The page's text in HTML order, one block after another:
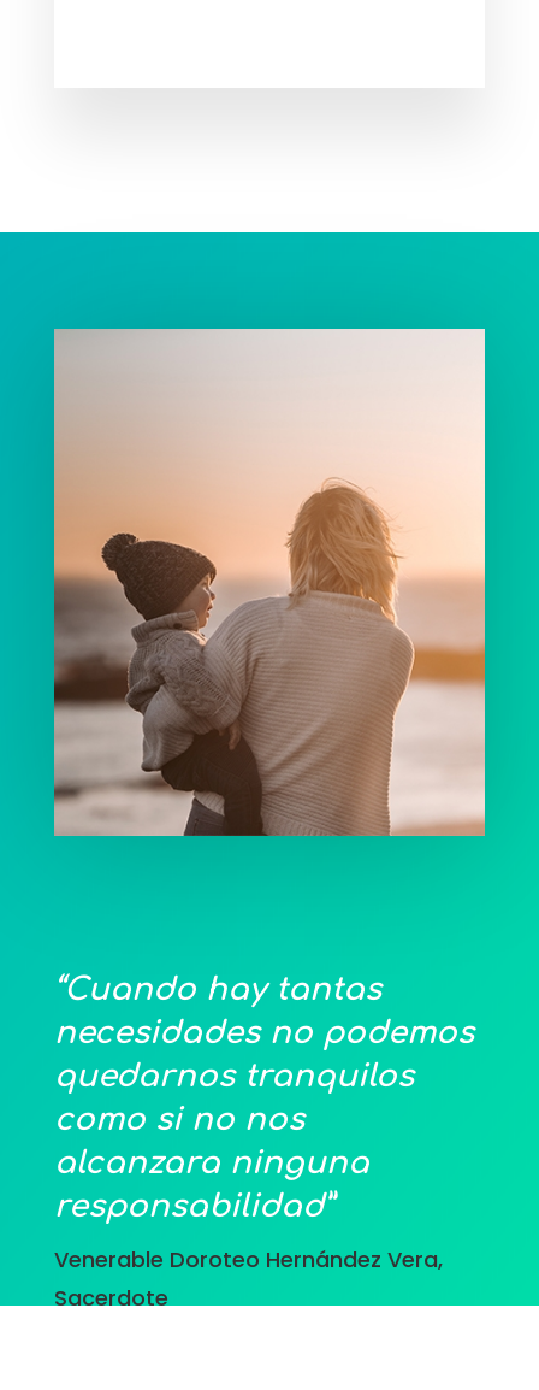
“Cuando hay tantas
necesidades no podemos
quedarnos tranquilos
como si no nos
alcanzara ninguna
responsabilidad”
Venerable Doroteo Hernández Vera,
Sacerdote